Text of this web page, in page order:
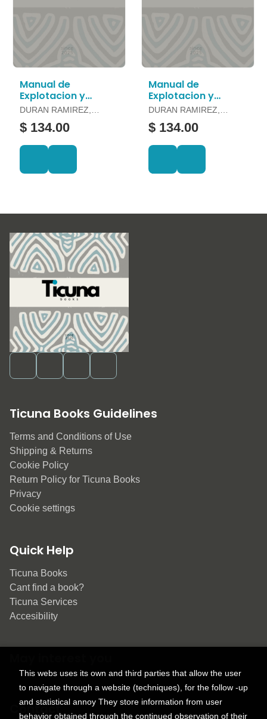
Manual de
Explotacion y
Reproduccion en
Ovejas y Borregos
DURAN RAMIREZ,
FELIPE Y OTROS
$ 134.00
Manual de
Explotacion y
Reproduccion en
Porcinos
DURAN RAMIREZ,
FELIPE Y OTROS
$ 134.00
Ticuna Books Guidelines
Terms and Conditions of Use
Shipping & Returns
Cookie Policy
Return Policy for Ticuna Books
Privacy
Cookie settings
Quick Help
Ticuna Books
Cant find a book?
Ticuna Services
Accesibility
Contact
This webs uses its own and third parties that allow the user
to navigate through a website (techniques), for the follow -up
and statistical annoy They store information from user
behavior obtained through the continued observation of their